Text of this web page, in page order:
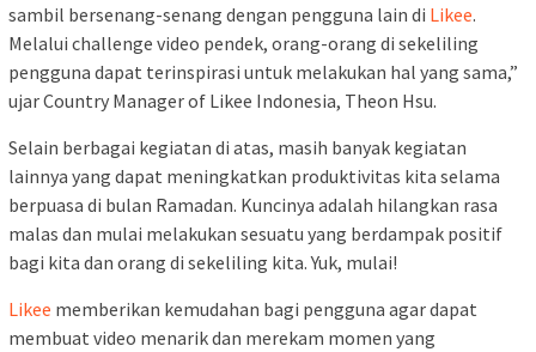
sambil bersenang-senang dengan pengguna lain di Likee.
Melalui challenge video pendek, orang-orang di sekeliling
pengguna dapat terinspirasi untuk melakukan hal yang sama,”
ujar Country Manager of Likee Indonesia, Theon Hsu.
Selain berbagai kegiatan di atas, masih banyak kegiatan
lainnya yang dapat meningkatkan produktivitas kita selama
berpuasa di bulan Ramadan. Kuncinya adalah hilangkan rasa
malas dan mulai melakukan sesuatu yang berdampak positif
bagi kita dan orang di sekeliling kita. Yuk, mulai!
Likee memberikan kemudahan bagi pengguna agar dapat
membuat video menarik dan merekam momen yang